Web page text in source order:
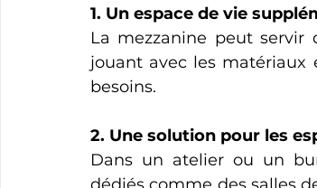
1. Un espace de vie
La mezzanine peut servir
jouant avec les matériaux
besoins.
2. Une solution pour les
Dans un atelier ou un